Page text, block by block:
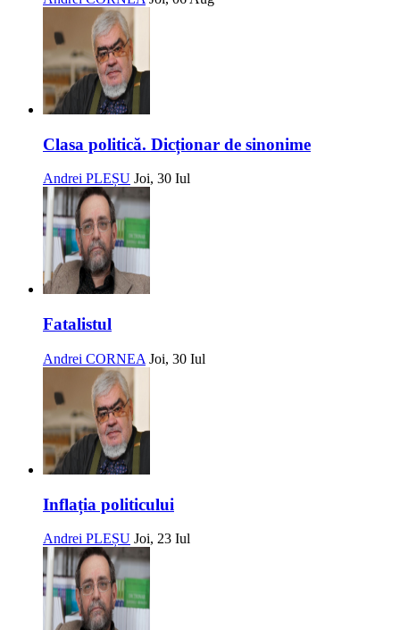
Clasa politică. Dicționar de sinonime
Andrei PLEȘU Joi, 30 Iul
Fatalistul
Andrei CORNEA Joi, 30 Iul
Inflația politicului
Andrei PLEȘU Joi, 23 Iul